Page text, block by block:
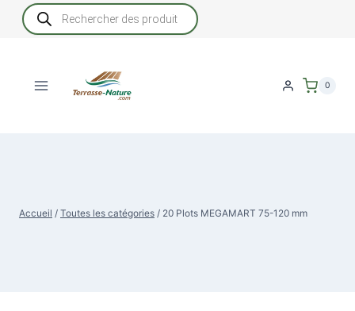
Recherche
de
produits
0
Accueil / Toutes les catégories / 20 Plots MEGAMART 75-120 mm